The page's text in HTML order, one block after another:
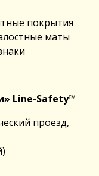
покрытия
маты
Line-Safety™
проезд,